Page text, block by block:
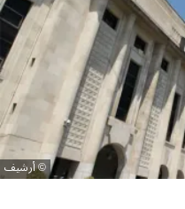
أرشيف